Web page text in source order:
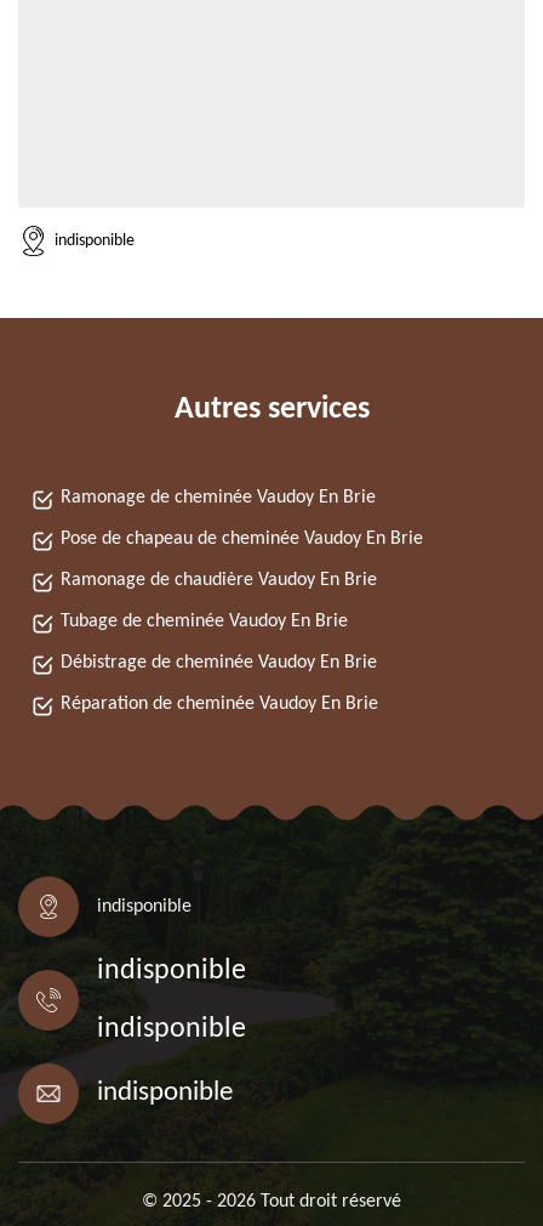
indisponible
Autres services
Ramonage de cheminée Vaudoy En Brie
Pose de chapeau de cheminée Vaudoy En Brie
Ramonage de chaudière Vaudoy En Brie
Tubage de cheminée Vaudoy En Brie
Débistrage de cheminée Vaudoy En Brie
Réparation de cheminée Vaudoy En Brie
indisponible
indisponible
indisponible
indisponible
© 2025 - 2026 Tout droit réservé